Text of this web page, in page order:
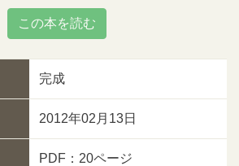
この本を読む
完成
2012年02月13日
PDF：20ページ